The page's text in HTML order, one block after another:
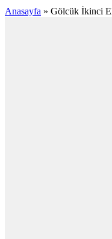
Anasayfa » Gölcük İkinci